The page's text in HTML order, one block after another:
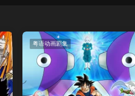
粤语动画剧集